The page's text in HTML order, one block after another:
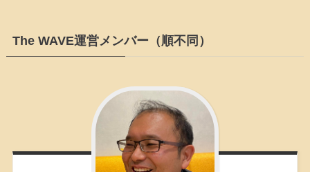
The WAVE運営メンバー（順不同）